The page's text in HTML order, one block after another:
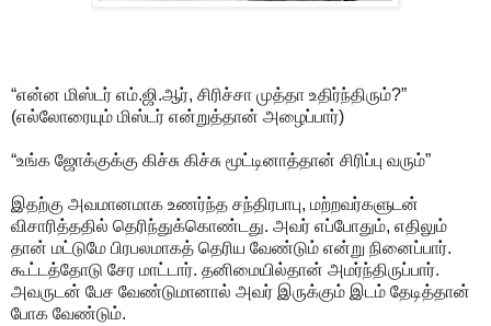
“என்ன மிஸ்டர் எம்.ஜி.ஆர், சிரிச்சா முத்தா உதிர்ந்திரும்?”
(எல்லோரையும் மிஸ்டர் என்றுத்தான் அழைப்பார்)
“உங்க ஜோக்குக்கு கிச்சு கிச்சு மூட்டினாத்தான் சிரிப்பு வரும்”
இதற்கு அவமானமாக உணர்ந்த சந்திரபாபு, மற்றவர்களுடன்
விசாரித்ததில் தெரிந்துக்கொண்டது. அவர் எப்போதும், எதிலும்
தான் மட்டுமே பிரபலமாகத் தெரிய வேண்டும் என்று நினைப்பார்.
கூட்டத்தோடு சேர மாட்டார். தனிமையில்தான் அமர்ந்திருப்பார்.
அவருடன் பேச வேண்டுமானால் அவர் இருக்கும் இடம் தேடித்தான்
போக வேண்டும்.